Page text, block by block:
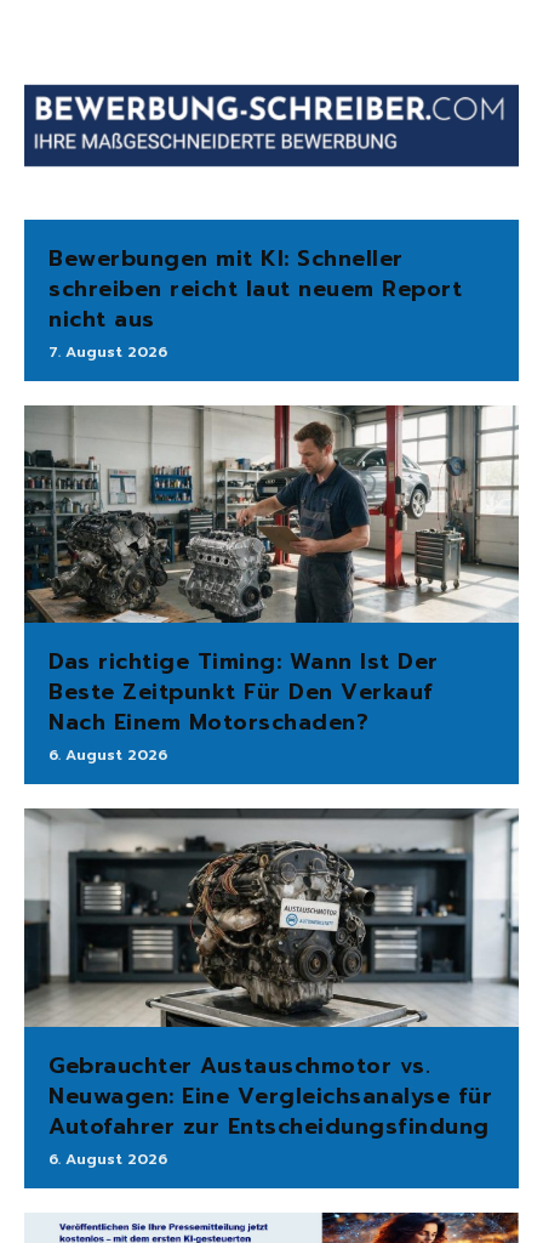
Bewerbungen mit KI: Schneller
schreiben reicht laut neuem Report
nicht aus
7. August 2026
Das richtige Timing: Wann Ist Der
Beste Zeitpunkt Für Den Verkauf
Nach Einem Motorschaden?
6. August 2026
Gebrauchter Austauschmotor vs.
Neuwagen: Eine Vergleichsanalyse für
Autofahrer zur Entscheidungsfindung
6. August 2026